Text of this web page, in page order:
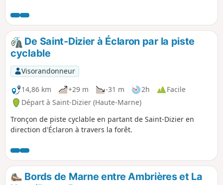
De Saint-Dizier à Éclaron par la piste
cyclable
Visorandonneur
14,86 km
+29 m -31 m 2h
Facile
Départ à Saint-Dizier (Haute-Marne)
Tronçon de piste cyclable en partant de Saint-Dizier en
direction d'Éclaron à travers la forêt.
Bords de Marne entre Ambrières et La